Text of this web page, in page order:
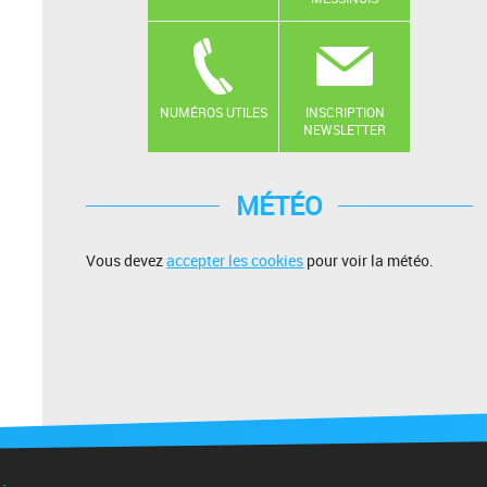
NUMÉROS UTILES
INSCRIPTION
NEWSLETTER
MÉTÉO
Vous devezaccepter les cookies pour voir la météo.